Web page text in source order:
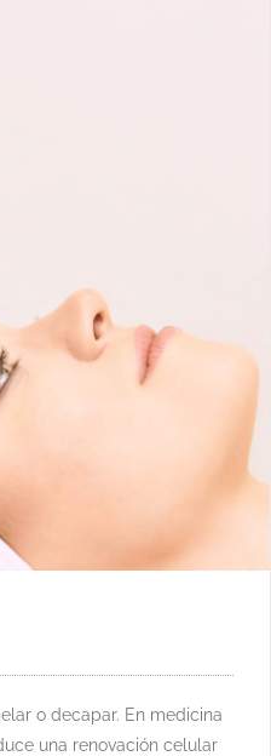
o decapar. En medicina
una renovación celular